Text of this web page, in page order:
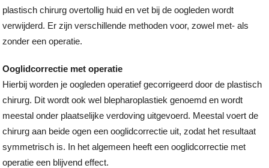
plastisch chirurg overtollig huid en vet bij de oogleden wordt
verwijderd. Er zijn verschillende methoden voor, zowel met- als
zonder een operatie.
Ooglidcorrectie met operatie
Hierbij worden je oogleden operatief gecorrigeerd door de plastisch
chirurg. Dit wordt ook wel blepharoplastiek genoemd en wordt
meestal onder plaatselijke verdoving uitgevoerd. Meestal voert de
chirurg aan beide ogen een ooglidcorrectie uit, zodat het resultaat
symmetrisch is. In het algemeen heeft een ooglidcorrectie met
operatie een blijvend effect.